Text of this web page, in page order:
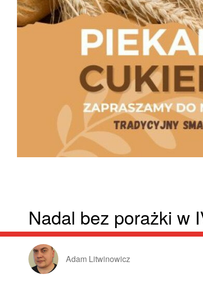
Nadal bez porażki w
Adam Litwinowicz